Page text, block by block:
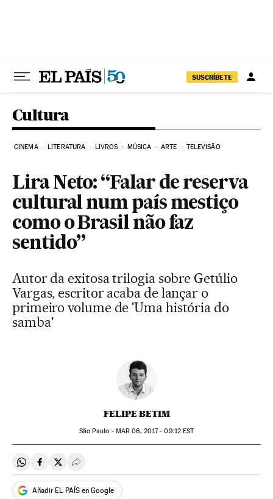
SUSCRÍBETE
Cultura
CINEMA LITERATURA LIVROS MÚSICA ARTE TELEVISÃO
Lira Neto: “Falar de reserva
cultural num país mestiço
como o Brasil não faz
sentido”
Autor da exitosa trilogia sobre Getúlio
Vargas, escritor acaba de lançar o
primeiro volume de 'Uma história do
samba'
FELIPE BETIM
São Paulo - MAR 06, 2017 - 09:12EST
Compartir en Whatsapp
Compartir en Facebook
Compartir en Twitter
Desplegar Redes Sociales
Añadir EL PAÍS en Google